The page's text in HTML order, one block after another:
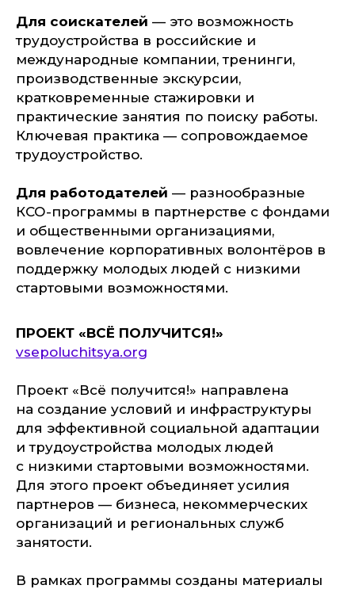
Для соискателей — это возможность
трудоустройства в российские и
международные компании, тренинги,
производственные экскурсии,
кратковременные стажировки и
практические занятия по поиску работы.
Ключевая практика — сопровождаемое
трудоустройство.
Для работодателей — разнообразные
КСО-программы в партнерстве с фондами
и общественными организациями,
вовлечение корпоративных волонтёров в
поддержку молодых людей с низкими
стартовыми возможностями.
ПРОЕКТ «ВСЁ ПОЛУЧИТСЯ!»
vsepoluchitsya.org
Проект «Всё получится!» направлена
на создание условий и инфраструктуры
для эффективной социальной адаптации
и трудоустройства молодых людей
с низкими стартовыми возможностями.
Для этого проект объединяет усилия
партнеров — бизнеса, некоммерческих
организаций и региональных служб
занятости.
В рамках программы созданы материалы